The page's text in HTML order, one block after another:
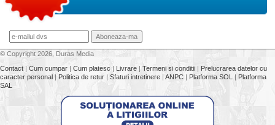
© Copyright 2026, Duras Media
Contact | Cum cumpar | Cum platesc | Livrare | Termeni si conditii | Prelucrarea datelor cu
caracter personal | Politica de retur | Sfaturi intretinere | ANPC | Platforma SOL | Platforma
SAL